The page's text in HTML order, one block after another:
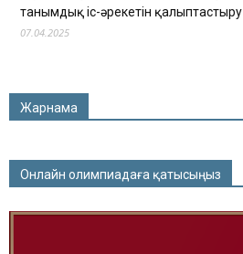
танымдық іс-әрекетін қалыптастыру
07.04.2025
Жарнама
Онлайн олимпиадаға қатысыңыз